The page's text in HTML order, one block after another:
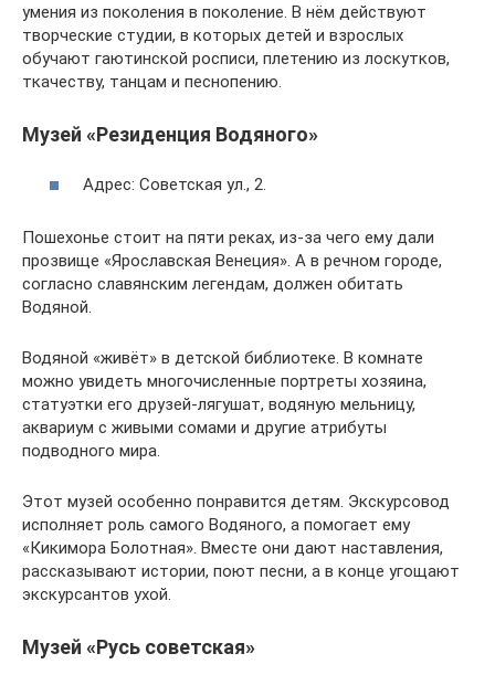
умения из поколения в поколение. В нём действуют
творческие студии, в которых детей и взрослых
обучают гаютинской росписи, плетению из лоскутков,
ткачеству, танцам и песнопению.
Музей «Резиденция Водяного»
Адрес: Советская ул., 2.
Пошехонье стоит на пяти реках, из-за чего ему дали
прозвище «Ярославская Венеция». А в речном городе,
согласно славянским легендам, должен обитать
Водяной.
Водяной «живёт» в детской библиотеке. В комнате
можно увидеть многочисленные портреты хозяина,
статуэтки его друзей-лягушат, водяную мельницу,
аквариум с живыми сомами и другие атрибуты
подводного мира.
Этот музей особенно понравится детям. Экскурсовод
исполняет роль самого Водяного, а помогает ему
«Кикимора Болотная». Вместе они дают наставления,
рассказывают истории, поют песни, а в конце угощают
экскурсантов ухой.
Музей «Русь советская»